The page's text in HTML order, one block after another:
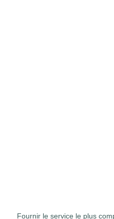
Fournir le service le plus